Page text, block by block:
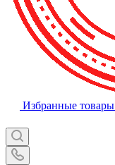
Избранные товары